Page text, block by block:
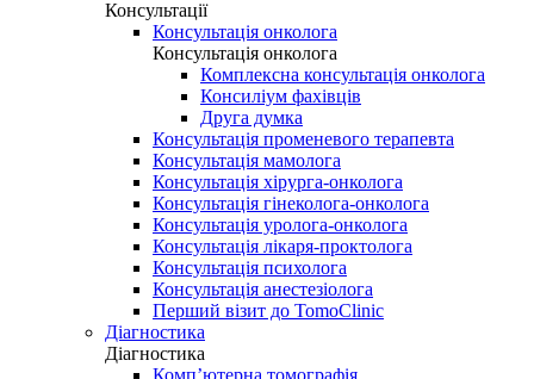
Консультації
Консультація онколога
Консультація онколога
Комплексна консультація онколога
Консиліум фахівців
Друга думка
Консультація променевого терапевта
Консультація мамолога
Консультація хірурга-онколога
Консультація гінеколога-онколога
Консультація уролога-онколога
Консультація лікаря-проктолога
Консультація психолога
Консультація анестезіолога
Перший візит до TomoClinic
Діагностика
Діагностика
Комп’ютерна томографія